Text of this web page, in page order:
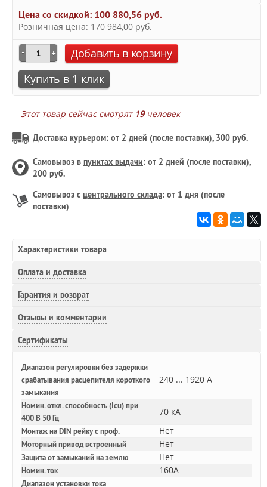
Цена со скидкой: 100 880,56 руб.
Розничная цена: 170 984,00 руб.
Добавить в корзину
Купить в 1 клик
Этот товар сейчас смотрят 19человек
Доставка курьером: от 2 дней (после поставки), 300 руб.
Самовывоз в пунктах выдачи: от 2 дней (после поставки),
200 руб.
Самовывоз с центрального склада: от 1 дня (после
поставки)
Характеристики товара
Оплата и доставка
Гарантия и возврат
Отзывы и комментарии
Сертификаты
Диапазон регулировки без задержки
срабатывания расцепителя короткого
замыкания
240 ... 1920 А
Номин. откл. способность (Icu) при
400 В 50 Гц
70 кА
Монтаж на DIN рейку с проф. Нет
Моторный привод встроенный Нет
Защита от замыканий на землю Нет
Номин. ток 160A
Диапазон установки тока